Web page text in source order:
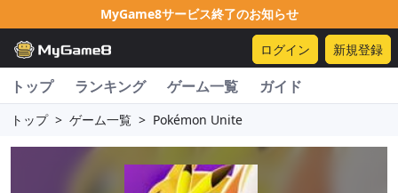
MyGame8サービス終了のお知らせ
ログイン 新規登録
トップ ランキング ゲーム一覧 ガイド
トップ > ゲーム一覧 > Pokémon Unite